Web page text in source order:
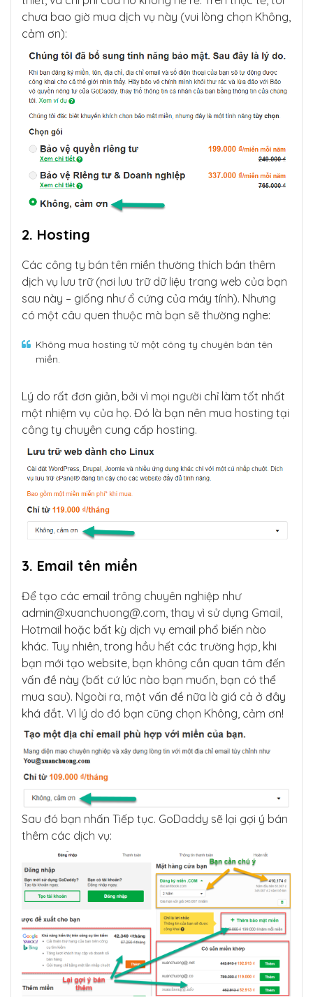
chưa bao giờ mua dịch vụ này (vui lòng chọn Không,
cảm ơn):
2. Hosting
Các công ty bán tên miền thường thích bán thêm
dịch vụ lưu trữ (nơi lưu trữ dữ liệu trang web của bạn
sau này – giống như ổ cứng của máy tính). Nhưng
có một câu quen thuộc mà bạn sẽ thường nghe:
Không mua hosting từ một công ty chuyên bán tên
miền.
Lý do rất đơn giản, bởi vì mọi người chỉ làm tốt nhất
một nhiệm vụ của họ. Đó là bạn nên mua hosting tại
công ty chuyên cung cấp hosting.
3. Email tên miền
Để tạo các email trông chuyên nghiệp như
admin@xuanchuong@.com, thay vì sử dụng Gmail,
Hotmail hoặc bất kỳ dịch vụ email phổ biến nào
khác. Tuy nhiên, trong hầu hết các trường hợp, khi
bạn mới tạo website, bạn không cần quan tâm đến
vấn đề này (bất cứ lúc nào bạn muốn, bạn có thể
mua sau). Ngoài ra, một vấn đề nữa là giá cả ở đây
khá đắt. Vì lý do đó bạn cũng chọn Không, cảm ơn!
Sau đó bạn nhấn Tiếp tục. GoDaddy sẽ lại gợi ý bán
thêm các dịch vụ: